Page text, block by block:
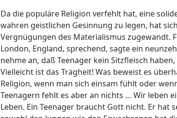
Da die populäre Religion verfehlt hat, eine
wahren geistlichen Gesinnung zu legen, hat
Vergnügungen des Materialismus zugewandt.
London, England, sprechend, sagte ein
nehme an, daß Teenager kein Sitzfleisch
Vielleicht ist das Trägheit! Was beweist es
Religion, wenn man sich einsam fühlt oder
Teenagern fehlt es aber an nichts … Wir leben
Leben. Ein Teenager braucht Gott nicht. Er hat